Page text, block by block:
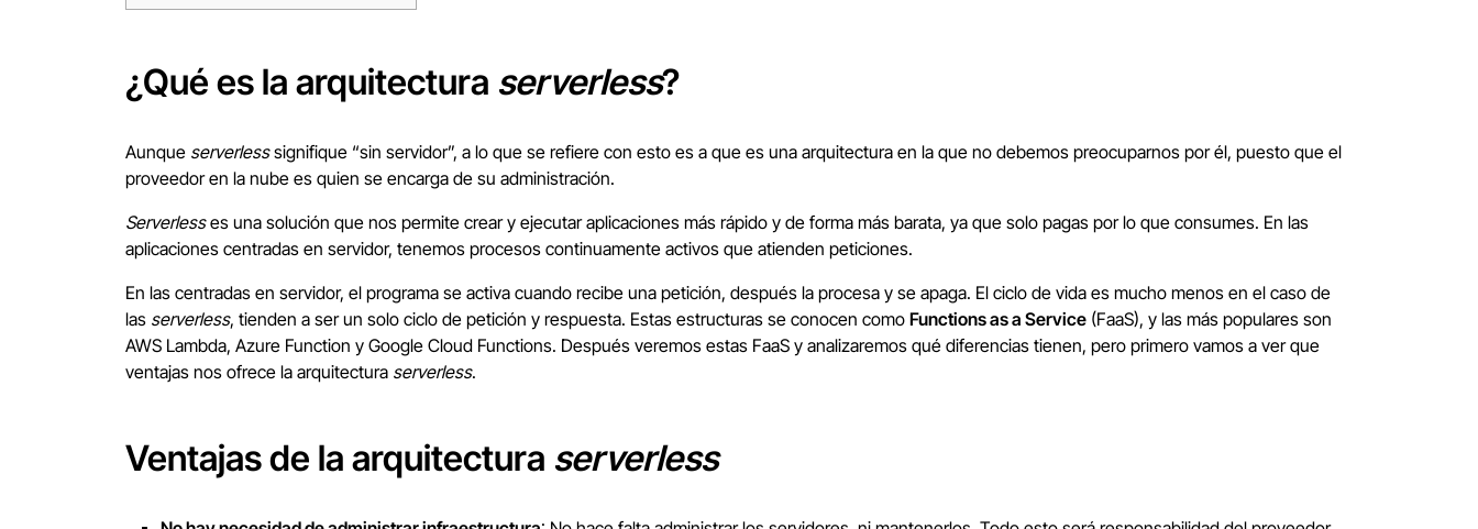
¿Qué es la arquitectura serverless?
Aunque serverlesssignifique “sin servidor”, a lo que se refiere con esto es a que es una arquitectura en la que no debemos preocuparnos por él, puesto que el
proveedor en la nube es quien se encarga de su administración.
Serverlesses una solución que nos permite crear y ejecutar aplicaciones más rápido y de forma más barata, ya que solo pagas por lo que consumes. En las
aplicaciones centradas en servidor, tenemos procesos continuamente activos que atienden peticiones.
En las centradas en servidor, el programa se activa cuando recibe una petición, después la procesa y se apaga. El ciclo de vida es mucho menos en el caso de
las serverless, tienden a ser un solo ciclo de petición y respuesta. Estas estructuras se conocen como Functions as a Service (FaaS), y las más populares son
AWS Lambda, Azure Function y Google Cloud Functions. Después veremos estas FaaS y analizaremos qué diferencias tienen, pero primero vamos a ver que
ventajas nos ofrece la arquitectura serverless.
Ventajas de la arquitectura serverless